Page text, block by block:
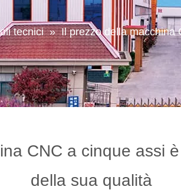
tecnici » Il prezzo della macchina
CNC a cinque assi
della sua qualità